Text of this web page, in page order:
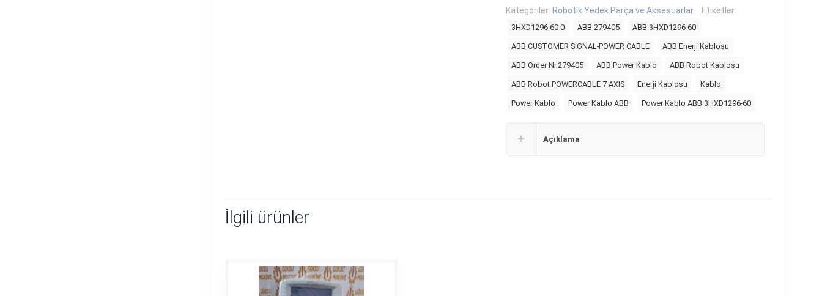
Kategoriler: Robotik Yedek Parça ve Aksesuarlar Etiketler:
3HXD1296-60-0 ABB 279405 ABB 3HXD1296-60
ABB CUSTOMER SIGNAL-POWER CABLE ABB Enerji Kablosu
ABB Order Nr.279405 ABB Power Kablo ABB Robot Kablosu
ABB Robot POWERCABLE 7 AXIS Enerji Kablosu Kablo
Power Kablo Power Kablo ABB Power Kablo ABB 3HXD1296-60
Açıklama
İlgili ürünler